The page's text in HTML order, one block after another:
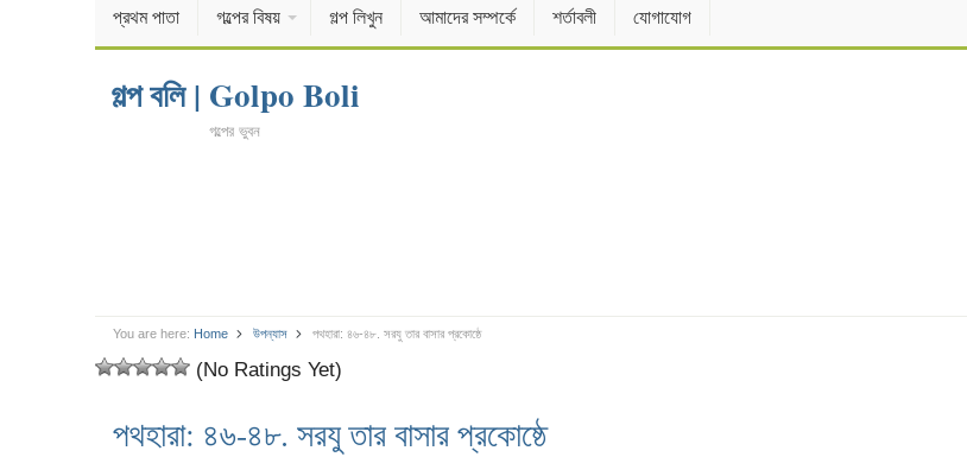
প্রথম পাতা গল্পের বিষয় গল্প লিখুন আমাদের সম্পর্কে শর্তাবলী যোগাযোগ
গল্প বলি | Golpo Boli
গল্পের ভুবন
You are here: Home উপন্যাস পথহারা: ৪৬-৪৮. সরযু তার বাসার প্রকোষ্ঠে
(No Ratings Yet)
পথহারা: ৪৬-৪৮. সরযু তার বাসার প্রকোষ্ঠে